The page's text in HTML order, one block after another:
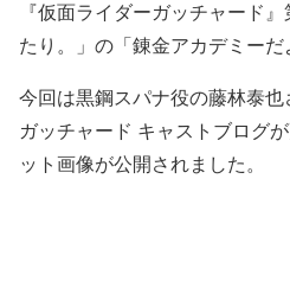
『仮面ライダーガッチャード
たり。」の「錬金アカデミーだ
今回は黒鋼スパナ役の藤林泰
ガッチャード キャストブログ
ット画像が公開されました。